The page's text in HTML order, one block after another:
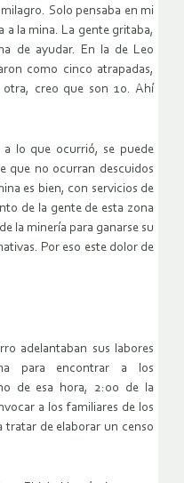
Solo pensaba en mi
a la mina. La gente gritaba,
de ayudar. En la de Leo
como cinco atrapadas,
otra, creo que son 10. Ahí
a lo que ocurrió, se puede
que no ocurran descuidos
es bien, con servicios de
de la gente de esta zona
la minería para ganarse su
Por eso este dolor de
adelantaban sus labores
para encontrar a los
de esa hora, 2:00 de la
a los familiares de los
tratar de elaborar un censo